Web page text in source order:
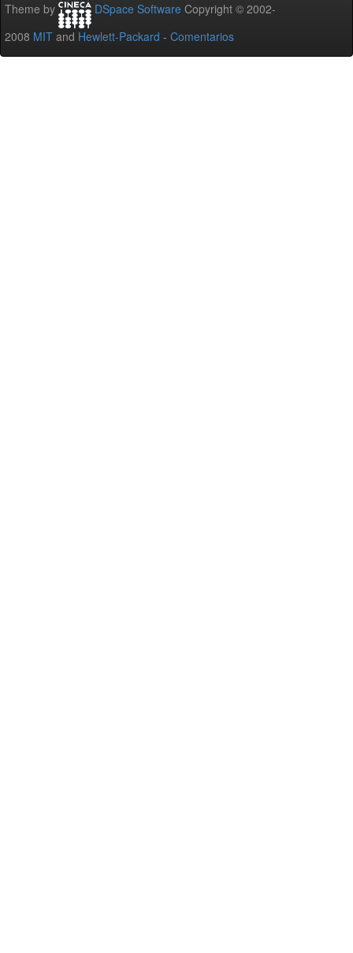
Theme by DSpace Software Copyright © 2002-
2008 MIT and Hewlett-Packard - Comentarios